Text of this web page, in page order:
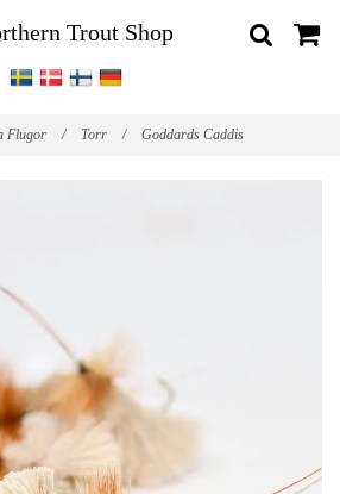
Trout Shop
Flugor / Torr / Goddards Caddis